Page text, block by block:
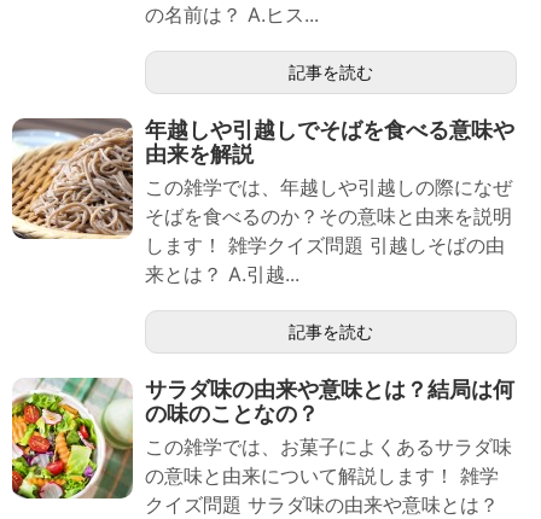
の名前は？ A.ヒス...
記事を読む
年越しや引越しでそばを食べる意味や
由来を解説
この雑学では、年越しや引越しの際になぜ
そばを食べるのか？その意味と由来を説明
します！ 雑学クイズ問題 引越しそばの由
来とは？ A.引越...
記事を読む
サラダ味の由来や意味とは？結局は何
の味のことなの？
この雑学では、お菓子によくあるサラダ味
の意味と由来について解説します！ 雑学
クイズ問題 サラダ味の由来や意味とは？